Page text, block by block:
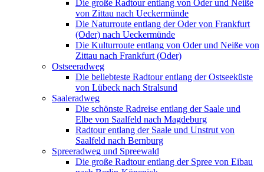
Die große Radtour entlang von Oder und Neiße
von Zittau nach Ueckermünde
Die Naturroute entlang der Oder von Frankfurt
(Oder) nach Ueckermünde
Die Kulturroute entlang von Oder und Neiße von
Zittau nach Frankfurt (Oder)
Ostseeradweg
Die beliebteste Radtour entlang der Ostseeküste
von Lübeck nach Stralsund
Saaleradweg
Die schönste Radreise entlang der Saale und
Elbe von Saalfeld nach Magdeburg
Radtour entlang der Saale und Unstrut von
Saalfeld nach Bernburg
Spreeradweg und Spreewald
Die große Radtour entlang der Spree von Eibau